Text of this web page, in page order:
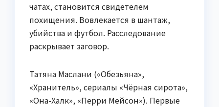
чатах, становится свидетелем
похищения. Вовлекается в шантаж,
убийства и футбол. Расследование
раскрывает заговор.
Татяна Маслани («Обезьяна»,
«Хранитель», сериалы «Чёрная сирота»,
«Она-Халк», «Перри Мейсон»). Первые